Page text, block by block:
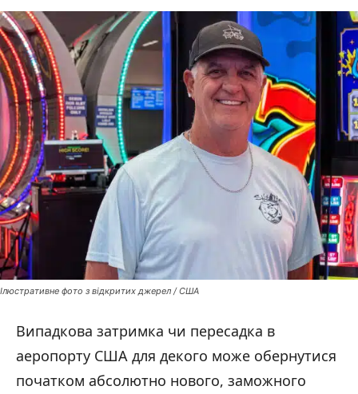
Ілюстративне фото з відкритих джерел / США
Випадкова затримка чи пересадка в
аеропорту США для декого може обернутися
початком абсолютно нового, заможного